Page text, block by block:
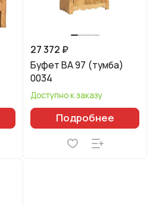
27 372 ₽
Буфет BA 97 (тумба)
0034
Доступно к заказу
Подробнее